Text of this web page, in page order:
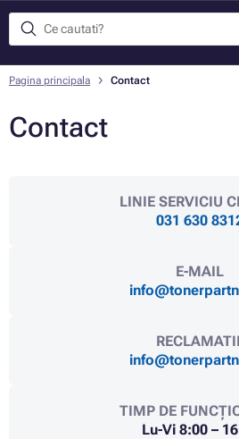
Pagina principala Contact
Contact
LINIE SERVICIU
031 630
E-MAIL
TIMP DE
Lu-Vi 8:00 –